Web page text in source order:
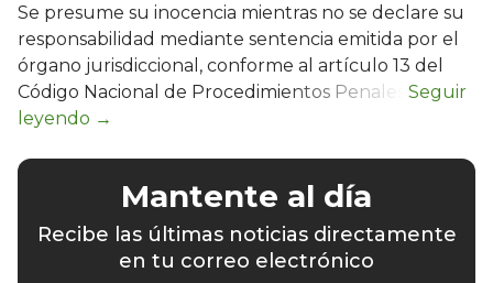
Se presume su inocencia mientras no se declare su
responsabilidad mediante sentencia emitida por el
órgano jurisdiccional, conforme al artículo 13 del
Código Nacional de Procedimientos Penales.
Mantente al día
Recibe las últimas noticias directamente
en tu correo electrónico